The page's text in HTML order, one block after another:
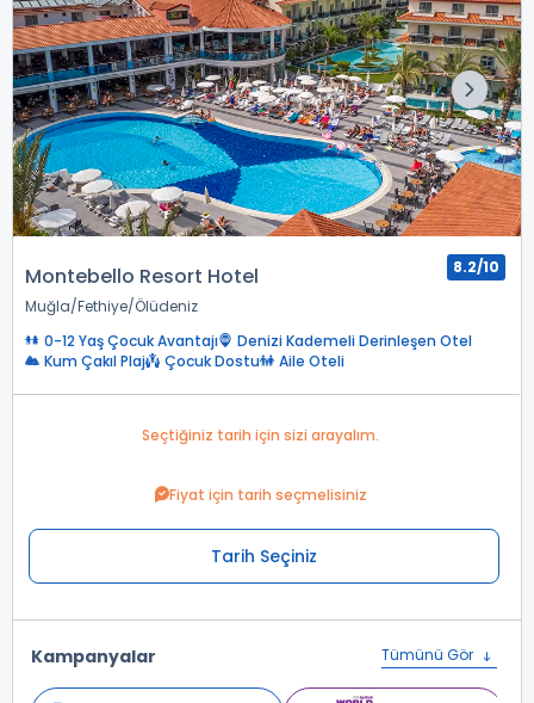
Montebello Resort Hotel
Muğla Fethiye Ölüdeniz
8.2/10
0-12 Yaş Çocuk Avantajı
Denizi Kademeli Derinleşen Otel
Kum Çakıl Plaj
Çocuk Dostu Aile Oteli
Seçtiğiniz tarih için sizi arayalım.
Fiyat için tarih seçmelisiniz
Tarih Seçiniz
Kampanyalar Tümünü Gör